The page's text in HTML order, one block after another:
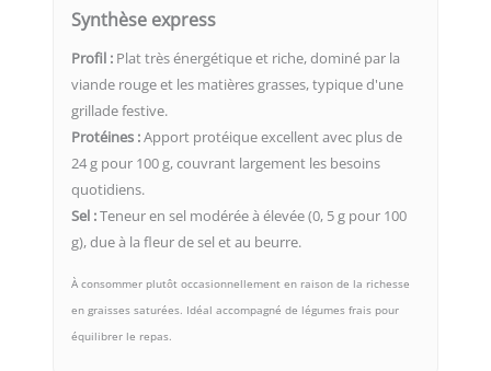
Synthèse express
Profil : Plat très énergétique et riche, dominé par la
viande rouge et les matières grasses, typique d'une
grillade festive.
Protéines :Apport protéique excellent avec plus de
24 g pour 100 g, couvrant largement les besoins
quotidiens.
Sel :Teneur en sel modérée à élevée (0, 5 g pour 100
g), due à la fleur de sel et au beurre.
À consommer plutôt occasionnellement en raison de la richesse
en graisses saturées. Idéal accompagné de légumes frais pour
équilibrer le repas.